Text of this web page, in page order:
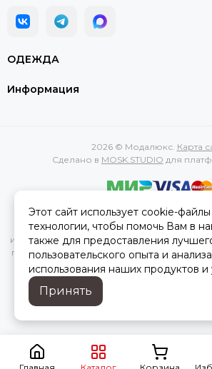
ОДЕЖДА
Информация
2026 © Модалюкс. Карта
Сделано в MOSK.STUDIO для
Вся представленная на сайте
характеристик, стоимости товаров и
информационный характер и ни при каких
публичной офертой, определяемой
Гражданского кодекса
Этот сайт использует cookie-
технологии, чтобы помочь Вам в
также для предоставления
пользовательского опыта и анализа
использования наших продуктов и
Принять